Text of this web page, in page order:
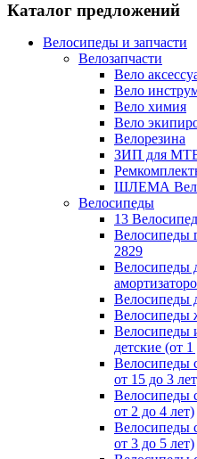
Каталог предложений
Велосипеды и запчасти
Велозапчасти
Вело
Вело
Вело химия
Вело
Велорезина
ЗИП для
ШЛЕМА
Велосипеды
13
Велосипеды
2829
Велосипеды
Велосипеды
Велосипеды
Велосипеды
детские (от
Велосипеды
от 15 до 3
Велосипеды
от 2 до 4 лет)
Велосипеды
от 3 до 5 лет)